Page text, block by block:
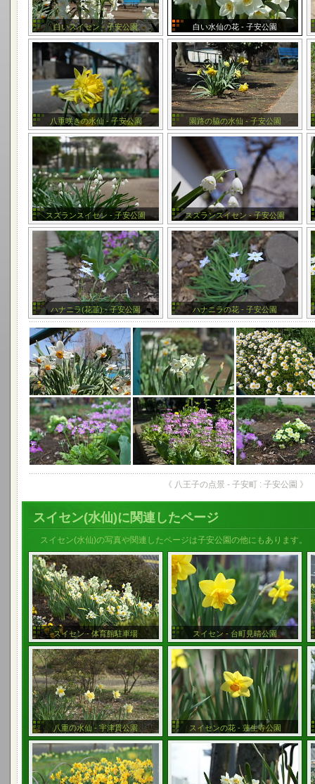
白いスイセン - 子安公園 白い水仙の花 - 子安公園
八重咲きの水仙 - 子安公園 園路の脇の水仙 - 子安公園
スズランスイセン - 子安公園 スズランスイセン - 子安公園
ハナニラ(花韮) - 子安公園 ハナニラの花 - 子安公園
《 八王子の点景 - 子安町 : 子安公園 》
スイセン(水仙)に関連したページ
スイセン(水仙)の写真や関連したページは子安公園の他にもあります。
スイセン - 体育館駐車場 スイセン - 台町見晴公園
八重の水仙 - 宇津貫公園 スイセンの花 - 蓮生寺公園